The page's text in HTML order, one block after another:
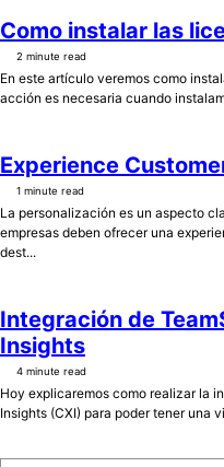
Como instalar las
2 minute read
En este artículo veremos como
acción es necesaria cuando
Experience
1 minute read
La personalización es un aspecto
empresas deben ofrecer una
dest...
Integración de
Insights
4 minute read
Hoy explicaremos como realizar la
Insights (CXI) para poder tener una